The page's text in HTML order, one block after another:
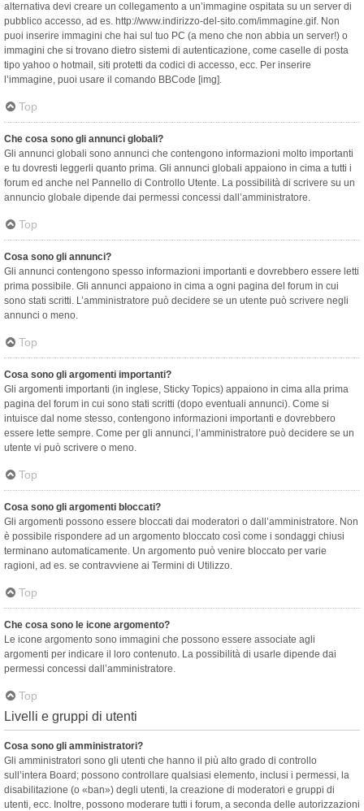
alternativa devi creare un collegamento a un’immagine ospitata su un server di
pubblico accesso, ad es. http://www.indirizzo-del-sito.com/immagine.gif. Non
puoi inserire immagini che hai sul tuo PC (a meno che non abbia un server!) o
immagini che si trovano dietro sistemi di autenticazione, come caselle di posta
tipo yahoo o hotmail, siti protetti da codici di accesso, ecc. Per inserire
l’immagine, puoi usare il comando BBCode [img].
Top
Che cosa sono gli annunci globali?
Gli annunci globali sono annunci che contengono informazioni molto importanti
e tu dovresti leggerli quanto prima. Gli annunci globali appaiono in cima a tutti i
forum ed anche nel Pannello di Controllo Utente. La possibilità di scrivere su un
annuncio globale dipende dai permessi concessi dall’amministratore.
Top
Cosa sono gli annunci?
Gli annunci contengono spesso informazioni importanti e dovrebbero essere letti
prima possibile. Gli annunci appaiono in cima a ogni pagina del forum in cui
sono stati scritti. L’amministratore può decidere se un utente può scrivere negli
annunci o meno.
Top
Cosa sono gli argomenti importanti?
Gli argomenti importanti (in inglese, Sticky Topics) appaiono in cima alla prima
pagina del forum in cui sono stati scritti (dopo eventuali annunci). Come si
intuisce dal nome stesso, contengono informazioni importanti e dovrebbero
essere lette sempre. Come per gli annunci, l’amministratore può decidere se un
utente vi può scrivere o meno.
Top
Cosa sono gli argomenti bloccati?
Gli argomenti possono essere bloccati dai moderatori o dall’amministratore. Non
è possibile rispondere ad un argomento bloccato così come i sondaggi chiusi
terminano automaticamente. Un argomento può venire bloccato per varie
ragioni, ad es. se contravviene ai Termini di Utilizzo.
Top
Che cosa sono le icone argomento?
Le icone argomento sono immagini che possono essere associate agli
argomenti per indicare il loro contenuto. La possibilità di usarle dipende dai
permessi concessi dall’amministratore.
Top
Livelli e gruppi di utenti
Cosa sono gli amministratori?
Gli amministratori sono gli utenti che hanno il più alto grado di controllo
sull’intera Board; possono controllare qualsiasi elemento, inclusi i permessi, la
disabilitazione (o «ban») degli utenti, la creazione di moderatori e gruppi di
utenti, ecc. Inoltre, possono moderare tutti i forum, a seconda delle autorizzazioni